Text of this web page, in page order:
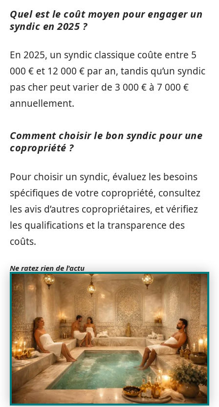
Quel est le coût moyen pour engager un
syndic en 2025 ?
En 2025, un syndic classique coûte entre 5
000 € et 12 000 € par an, tandis qu’un syndic
pas cher peut varier de 3 000 € à 7 000 €
annuellement.
Comment choisir le bon syndic pour une
copropriété ?
Pour choisir un syndic, évaluez les besoins
spécifiques de votre copropriété, consultez
les avis d’autres copropriétaires, et vérifiez
les qualifications et la transparence des
coûts.
Ne ratez rien de l'actu